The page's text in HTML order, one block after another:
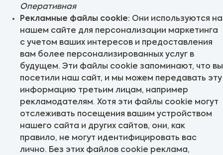
Оперативная
Рекламные файлы cookie: Они используются на
нашем сайте для персонализации маркетинга
с учетом ваших интересов и предоставления
вам более персонализированных услуг в
будущем. Эти файлы cookie запоминают, что вы
посетили наш сайт, и мы можем передавать эту
информацию третьим лицам, например
рекламодателям. Хотя эти файлы cookie могут
отслеживать посещения вашим устройством
нашего сайта и других сайтов, они, как
правило, не могут идентифицировать вас
лично. Без этих файлов cookie реклама,